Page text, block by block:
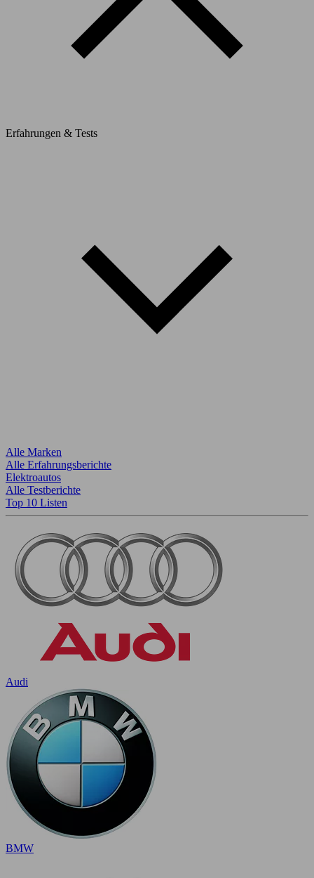
Erfahrungen & Tests
Alle Marken
Alle Erfahrungsberichte
Elektroautos
Alle Testberichte
Top 10 Listen
Audi
BMW